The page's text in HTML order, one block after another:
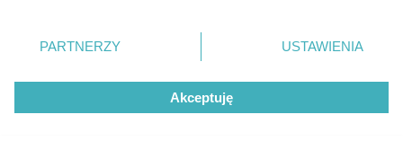
© 2026 Grupa ZPR Media
zmienić/wycofać klikając przycisk ustawień prywatności
znajdujący się w lewym dolnym rogu strony
rodzaje przetwarzania danych nie wymagają zgody
użytkownika, ale masz prawo sprzeciwić się takiemu
przetwarzaniu. Preferencje będą miały zastosowanie tylko
PARTNERZY USTAWIENIA
Akceptuję